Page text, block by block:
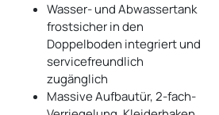
Wasser- und Abwassertank
frostsicher in den
Doppelboden integriert und
servicefreundlich
zugänglich
Massive Aufbautür, 2-fach-